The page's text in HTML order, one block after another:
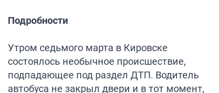
Подробности
Утром седьмого марта в Кировске
состоялось необычное происшествие,
подпадающее под раздел ДТП. Водитель
автобуса не закрыл двери и в тот момент,